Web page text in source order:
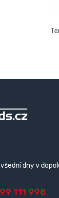
dny v
111 998